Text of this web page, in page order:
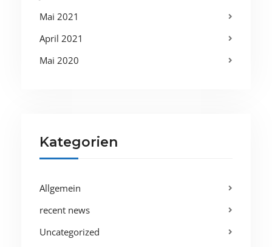
Mai 2021
April 2021
Mai 2020
Kategorien
Allgemein
recent news
Uncategorized